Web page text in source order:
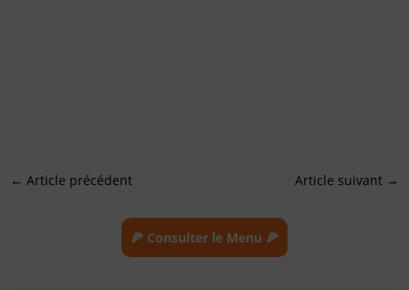
←Article précédent Article suivant→
🍕 Consulter le Menu 🍕